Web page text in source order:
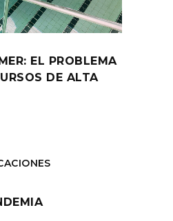
EL PROBLEMA
DE ALTA